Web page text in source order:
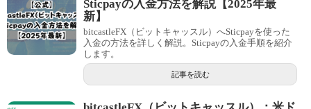
Sticpayの入金方法を解説【2025年最
新】
bitcastleFX（ビットキャッスル）へSticpayを使った
入金の方法を詳しく解説。Sticpayの入金手順を紹介
します。
記事を読む